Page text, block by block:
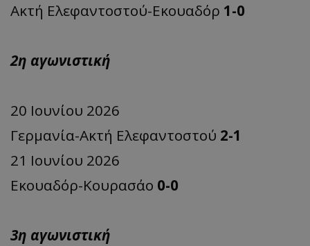
Ακτή Ελεφαντοστού-Εκουαδόρ 1-0
2η αγωνιστική
20 Ιουνίου 2026
Γερμανία-Ακτή Ελεφαντοστού 2-1
21 Ιουνίου 2026
Εκουαδόρ-Κουρασάο 0-0
3η αγωνιστική